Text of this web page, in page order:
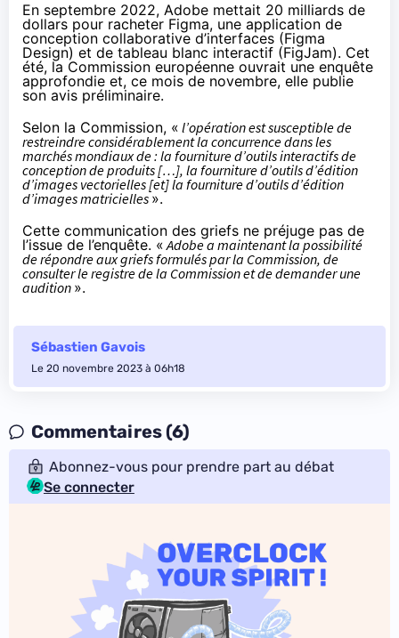
En septembre 2022, Adobe mettait 20 milliards de
dollars pour racheter Figma, une application de
conception collaborative d’interfaces (Figma
Design) et de tableau blanc interactif (FigJam). Cet
été, la Commission européenne ouvrait une enquête
approfondie et, ce mois de novembre, elle publie
son avis préliminaire.
Selon la Commission, « l’opération est susceptible de
restreindre considérablement la concurrence dans les
marchés mondiaux de : la fourniture d’outils interactifs de
conception de produits […], la fourniture d’outils d’édition
d’images vectorielles [et] la fourniture d’outils d’édition
d’images matricielles ».
Cette communication des griefs ne préjuge pas de
l’issue de l’enquête. «Adobe a maintenant la possibilité
de répondre aux griefs formulés par la Commission, de
consulter le registre de la Commission et de demander une
audition ».
Sébastien Gavois
Le 20 novembre 2023 à 06h18
Commentaires (6)
Abonnez-vous pour prendre part au débat
Se connecter